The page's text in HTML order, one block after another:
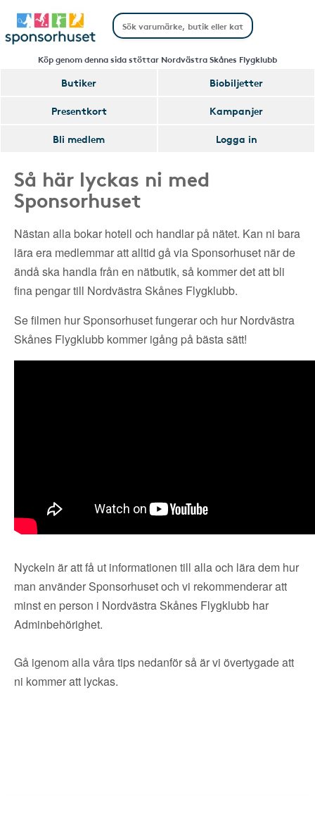
Köp genom denna sida stöttar Nordvästra Skånes Flygklubb
Butiker
Biobiljetter
Presentkort
Kampanjer
Bli medlem
Logga in
Så här lyckas ni med
Sponsorhuset
Nästan alla bokar hotell och handlar på nätet. Kan ni bara
lära era medlemmar att alltid gå via Sponsorhuset när de
ändå ska handla från en nätbutik, så kommer det att bli
fina pengar till Nordvästra Skånes Flygklubb.
Se filmen hur Sponsorhuset fungerar och hur Nordvästra
Skånes Flygklubb kommer igång på bästa sätt!
Nyckeln är att få ut informationen till alla och lära dem hur
man använder Sponsorhuset och vi rekommenderar att
minst en person i Nordvästra Skånes Flygklubb har
Adminbehörighet.
Gå igenom alla våra tips nedanför så är vi övertygade att
ni kommer att lyckas.